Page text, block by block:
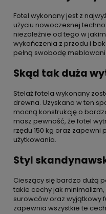
Fotel wykonany jest z
użyciu nowoczesnej
niezależnie od tego w
wykończenia z przodu i
pełną swobodę
Skąd tak duża
Stelaż fotela wykonany
drewna. Uzyskano w ten
mocną konstrukcję o
masz pewność, że fotel
rzędu 150 kg oraz zapewni
użytkowania.
Styl
Cieszący się bardzo dużą
takie cechy jak
surowców oraz wyjątkowy
zapewnia wszystkie te